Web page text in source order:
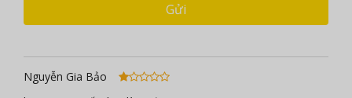
Gửi
Nguyễn Gia Bảo